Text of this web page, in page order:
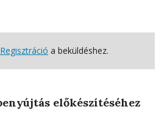
Regisztráció a beküldéshez.
előkészítéséhez